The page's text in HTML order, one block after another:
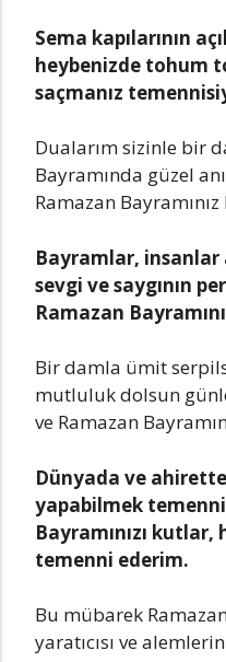
Sema kapılarının
heybenizde tohum
saçmanız
Dualarım sizinle bir
Bayramında güzel
Ramazan Bayramınız
Bayramlar, insanlar
sevgi ve saygının
Ramazan
Bir damla ümit
mutluluk dolsun
ve Ramazan
Dünyada ve
yapabilmek
Bayramınızı kutlar,
temenni ederim.
Bu mübarek
yaratıcısı ve